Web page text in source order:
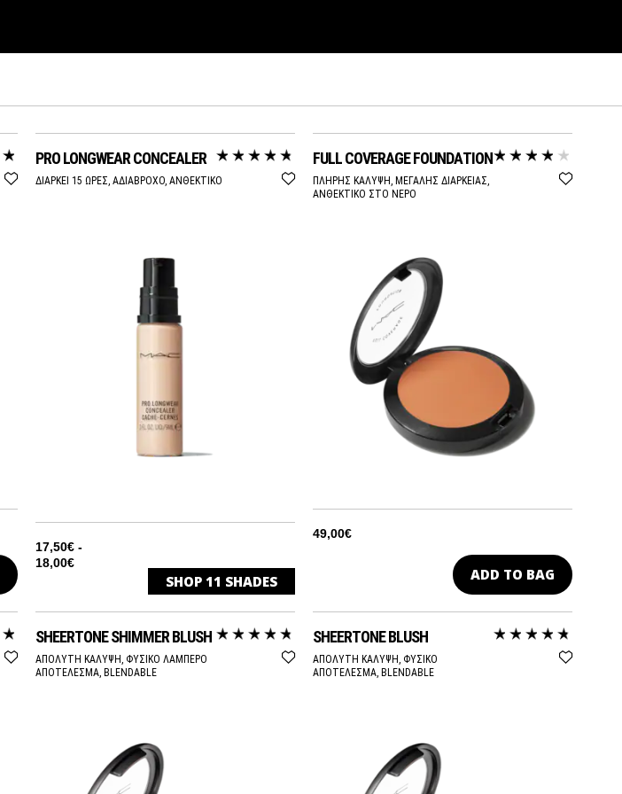
PRO LONGWEAR CONCEALER
ΔΙΑΡΚΕΙ 15 ΩΡΕΣ, ΑΔΙΑΒΡΟΧΟ, ΑΝΘΕΚΤΙΚΟ
17,50€ -
18,00€
SHOP 11 SHADES
NC20
FULL COVERAGE FOUNDATION
ΠΛΗΡΗΣ ΚΑΛΥΨΗ, ΜΕΓΑΛΗΣ ΔΙΑΡΚΕΙΑΣ,
ΑΝΘΕΚΤΙΚΟ ΣΤΟ ΝΕΡΟ
49,00€
ADD TO BAG
SHEERTONE SHIMMER BLUSH
ΑΠΟΛΥΤΗ ΚΑΛΥΨΗ, ΦΥΣΙΚΟ ΛΑΜΠΕΡΟ
ΑΠΟΤΕΛΕΣΜΑ, BLENDABLE
SHEERTONE BLUSH
ΑΠΟΛΥΤΗ ΚΑΛΥΨΗ, ΦΥΣΙΚΟ
ΑΠΟΤΕΛΕΣΜΑ, BLENDABLE